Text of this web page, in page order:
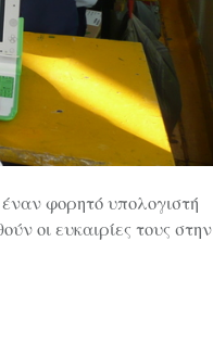
φορητό υπολογιστή
οι ευκαιρίες τους στην